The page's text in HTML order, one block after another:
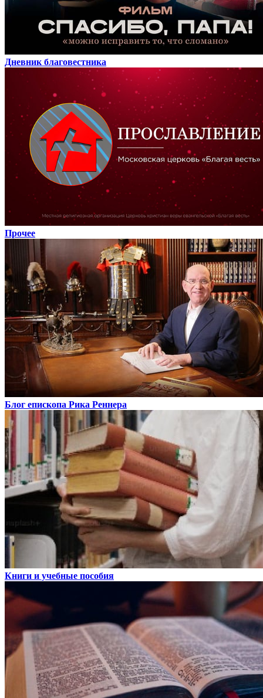
Дневник благовестника
Прочее
Блог епископа Рика Реннера
Книги и учебные пособия